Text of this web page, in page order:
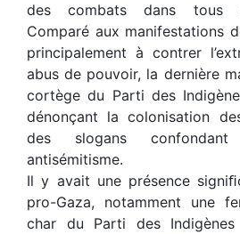
des combats dans tous
Comparé aux manifestations
principalement à contrer
abus de pouvoir, la dernière
cortège du Parti des
dénonçant la colonisation
des slogans
antisémitisme.
Il y avait une présence
pro-Gaza, notamment une
char du Parti des